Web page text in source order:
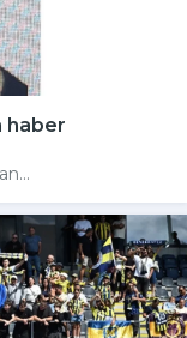
haber